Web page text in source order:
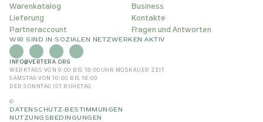
Warenkatalog
Lieferung
Partneraccount
Business
Kontakte
Fragen und Antworten
WIR SIND IN SOZIALEN NETZWERKEN AKTIV
INFO@VERTERA.ORG
WERKTAGS VON 9:00 BIS 18:00 UHR MOSKAUER ZEIT
SAMSTAG VON 10:00 BIS 18:00
DER SONNTAG IST RUHETAG
©
DATENSCHUTZ-BESTIMMUNGEN
NUTZUNGSBEDINGUNGEN